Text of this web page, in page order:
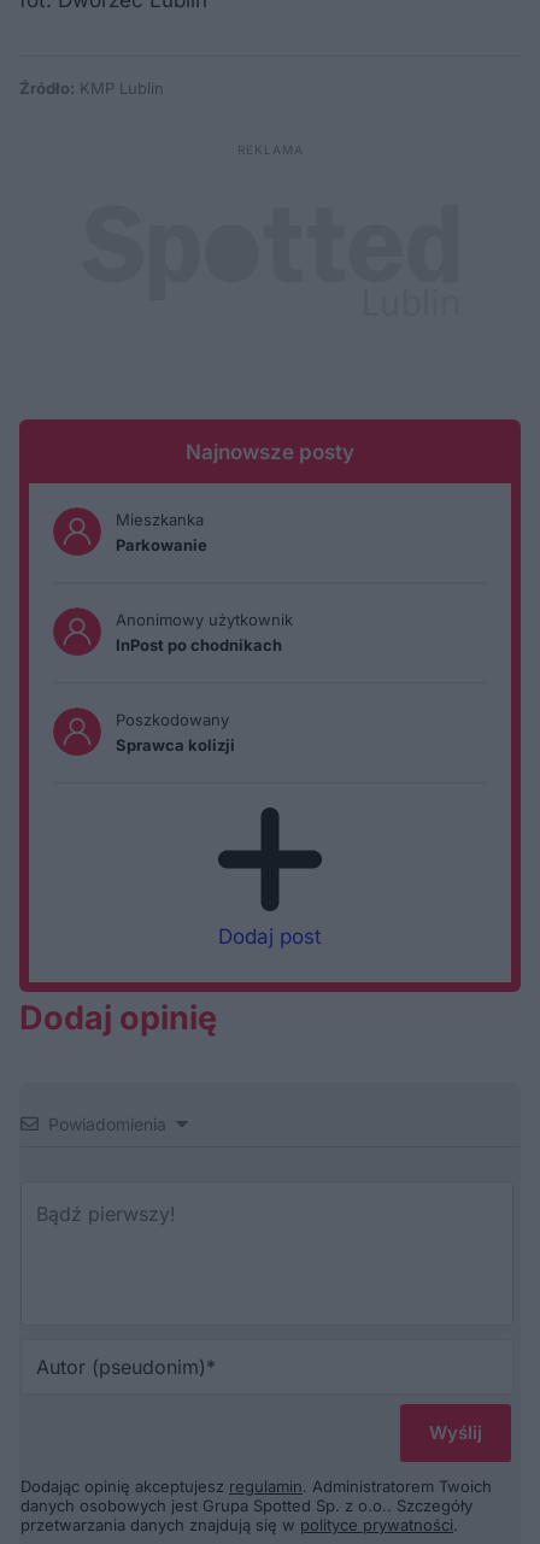
Źródło: KMP Lublin
Najnowsze posty
Mieszkanka
Parkowanie
Anonimowy użytkownik
InPost po chodnikach
Poszkodowany
Sprawca kolizji
Dodaj post
Dodaj opinię
Powiadomienia
Dodając opinię akceptujesz regulamin. Administratorem Twoich
danych osobowych jest Grupa Spotted Sp. z o.o.. Szczegóły
przetwarzania danych znajdują się w polityce prywatności.